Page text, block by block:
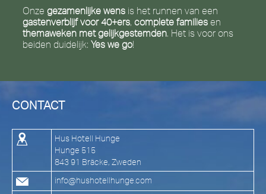
Onze gezamenlijke wensis het runnen van een
gastenverblijf voor 40+ers, complete familiesen
themaweken met gelijkgestemden. Het is voor ons
beiden duidelijk: Yes we go!
CONTACT
Hus Hotell Hunge
Hunge 515
843 91 Bräcke, Zweden
info@hushotellhunge.com